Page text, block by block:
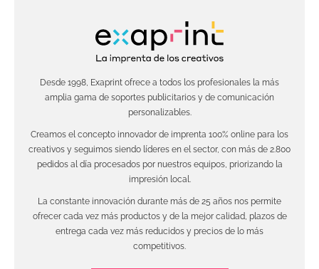
Desde 1998, Exaprint ofrece a todos los profesionales la más
amplia gama de soportes publicitarios y de comunicación
personalizables.
Creamos el concepto innovador de imprenta 100% online para los
creativos y seguimos siendo líderes en el sector, con más de 2.800
pedidos al día procesados por nuestros equipos, priorizando la
impresión local.
La constante innovación durante más de 25 años nos permite
ofrecer cada vez más productos y de la mejor calidad, plazos de
entrega cada vez más reducidos y precios de lo más
competitivos.